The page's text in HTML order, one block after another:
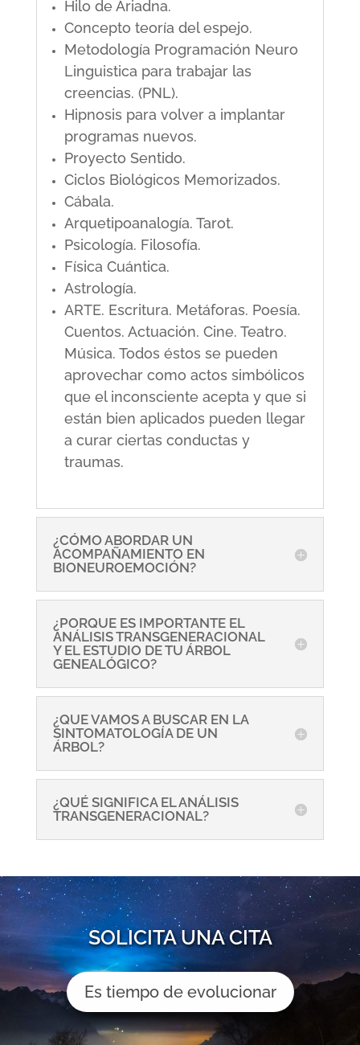
Hilo de Ariadna.
Concepto teoría del espejo.
Metodología Programación Neuro
Linguistica para trabajar las
creencias. (PNL).
Hipnosis para volver a implantar
programas nuevos.
Proyecto Sentido.
Ciclos Biológicos Memorizados.
Cábala.
Arquetipoanalogía. Tarot.
Psicología. Filosofía.
Física Cuántica.
Astrología.
ARTE. Escritura. Metáforas. Poesía.
Cuentos. Actuación. Cine. Teatro.
Música. Todos éstos se pueden
aprovechar como actos simbólicos
que el inconsciente acepta y que si
están bien aplicados pueden llegar
a curar ciertas conductas y
traumas.
¿CÓMO ABORDAR UN
ACOMPAÑAMIENTO EN
BIONEUROEMOCIÓN?
¿PORQUE ES IMPORTANTE EL
ANÁLISIS TRANSGENERACIONAL
Y EL ESTUDIO DE TU ÁRBOL
GENEALÓGICO?
¿QUE VAMOS A BUSCAR EN LA
SINTOMATOLOGÍA DE UN
ÁRBOL?
¿QUÉ SIGNIFICA EL ANÁLISIS
TRANSGENERACIONAL?
SOLICITA UNA CITA
Es tiempo de evolucionar